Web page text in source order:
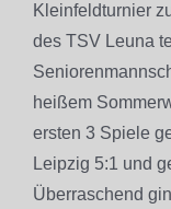
Kleinfeldturnier
des TSV Leuna
heißem
ersten 3 Spiele
Leipzig 5:1 und
Überraschend